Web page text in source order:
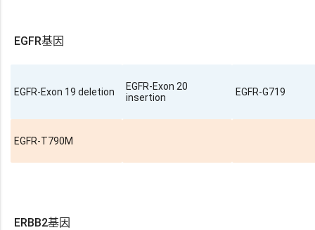
EGFR基因
EGFR-Exon 19 deletion
EGFR-Exon 20
insertion
EGFR-G719
EGFR-T790M
ERBB2基因